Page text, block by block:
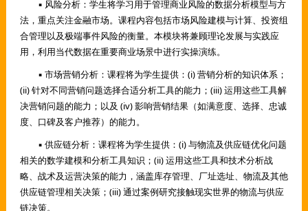
▪ 风险分析：学生将学习用于管理商业风险的数据分析模型与方
法，重点关注金融市场。课程内容包括市场风险建模与计算、投资组
合管理以及极端事件风险的衡量。本模块将兼顾理论发展与实践应
用，利用当代数据在重要商业场景中进行实操演练。
▪ 市场营销分析：课程将为学生提供：(i) 营销分析的知识体系；
(ii) 针对不同营销问题选择合适分析工具的能力；(iii) 运用这些工具解
决营销问题的能力；以及 (iv) 影响营销结果（如满意度、选择、忠诚
度、口碑及客户推荐）的能力。
▪ 供应链分析：课程将为学生提供：(i) 与物流及供应链优化问题
相关的数学建模和分析工具知识；(ii) 运用这些工具和技术分析战
略、战术及运营决策的能力，涵盖库存管理、厂址选址、物流及其他
供应链管理相关决策；(iii) 通过案例研究接触现实世界的物流与供应
链决策。